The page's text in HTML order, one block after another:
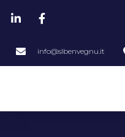
info@slbenvegnu.it